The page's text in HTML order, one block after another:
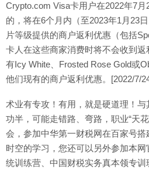
Crypto.com Visa卡用户在2022年7
的，将在6个月内（至2023年1月23
片等级提供的商户返利优惠（包括
卡人在这些商家消费时将不会收到
有Icy White、Frosted Rose Gold或
他们现有的商户返利优惠。[2022/7/
术业有专攻！有用，就是硬道理！与
功半，可能走错路、弯路，职业“天
会，参加中华第一财税网在百家号搭
时空的学习，您还可以另外参加本
统训练营、中国财税实务真本领专